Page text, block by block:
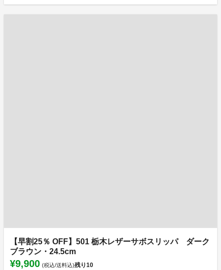
【早割25％ OFF】501 栃木レザーサボスリッパ ダーク
ブラウン・24.5cm
¥9,900 (税込/送料込)残り10